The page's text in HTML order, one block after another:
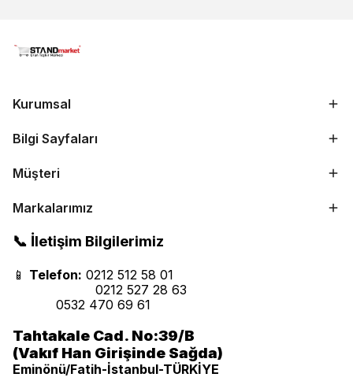
Kurumsal
Bilgi Sayfaları
Müşteri
Markalarımız
📞 İletişim Bilgilerimiz
📱 Telefon: 0212 512 58 01
0212 527 28 63
0532 470 69 61
Tahtakale Cad. No:39/B
(Vakıf Han Girişinde Sağda)
Eminönü/Fatih-İstanbul-TÜRKİYE